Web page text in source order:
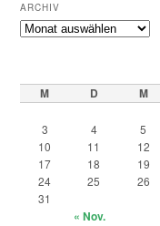
ARCHIV
Archiv
M D M
3
4 5
10
11 12
17
18 19
24
25 26
31
« Nov.